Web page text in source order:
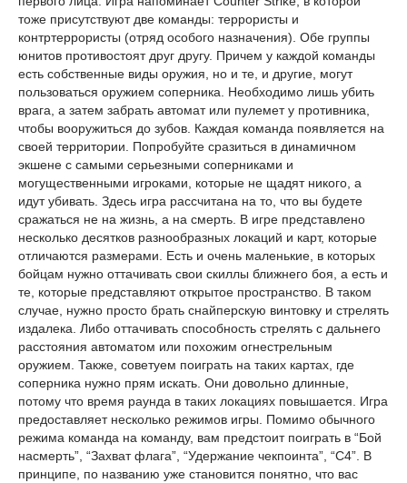
тоже присутствуют две команды: террористы и
контртеррористы (отряд особого назначения). Обе группы
юнитов противостоят друг другу. Причем у каждой команды
есть собственные виды оружия, но и те, и другие, могут
пользоваться оружием соперника. Необходимо лишь убить
врага, а затем забрать автомат или пулемет у противника,
чтобы вооружиться до зубов. Каждая команда появляется на
своей территории. Попробуйте сразиться в динамичном
экшене с самыми серьезными соперниками и
могущественными игроками, которые не щадят никого, а
идут убивать. Здесь игра рассчитана на то, что вы будете
сражаться не на жизнь, а на смерть. В игре представлено
несколько десятков разнообразных локаций и карт, которые
отличаются размерами. Есть и очень маленькие, в которых
бойцам нужно оттачивать свои скиллы ближнего боя, а есть и
те, которые представляют открытое пространство. В таком
случае, нужно просто брать снайперскую винтовку и стрелять
издалека. Либо оттачивать способность стрелять с дальнего
расстояния автоматом или похожим огнестрельным
оружием. Также, советуем поиграть на таких картах, где
соперника нужно прям искать. Они довольно длинные,
потому что время раунда в таких локациях повышается. Игра
предоставляет несколько режимов игры. Помимо обычного
режима команда на команду, вам предстоит поиграть в “Бой
насмерть”, “Захват флага”, “Удержание чекпоинта”, “С4”. В
принципе, по названию уже становится понятно, что вас